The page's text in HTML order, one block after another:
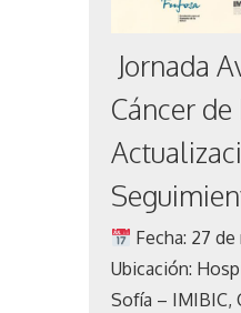
Jornada
Cáncer
Fecha: 27
Ubicación:
Sofía – IMIBIC,